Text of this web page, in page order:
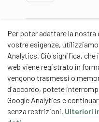
Per poter adattare la
vostre esigenze,
Analytics. Ciò significa,
web viene registrato in
vengono trasmessi o
d'accordo, potete
Google Analytics e
senza restrizioni. Ulteriori
Partner
Partner di contenuti
Scuola universitaria